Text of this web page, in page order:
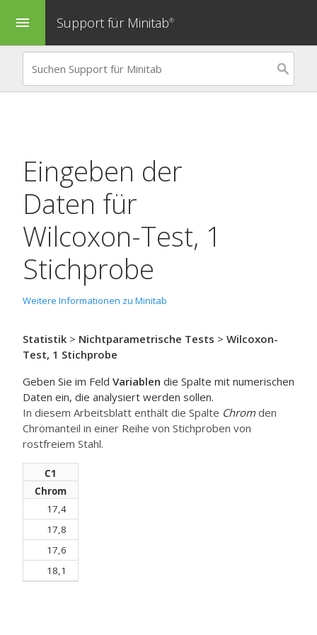
menu Support für Minitab®
Eingeben der
Daten für
Wilcoxon-Test, 1
Stichprobe
Weitere Informationen zu Minitab
Statistik > Nichtparametrische Tests > Wilcoxon-
Test, 1 Stichprobe
Geben Sie im Feld Variablen die Spalte mit numerischen
Daten ein, die analysiert werden sollen.
In diesem Arbeitsblatt enthält die Spalte Chrom den
Chromanteil in einer Reihe von Stichproben von
rostfreiem Stahl.
C1
Chrom
17,4
17,8
17,6
18,1